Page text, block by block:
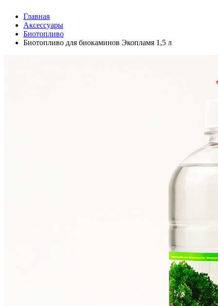
Главная
Аксессуары
Биотопливо
Биотопливо для биокаминов Экопламя 1,5 л